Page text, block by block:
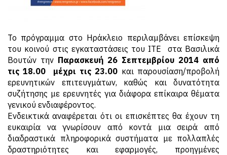
Το πρόγραμμα στο Ηράκλειο περιλαμβάνει επίσκεψη
του κοινού στις εγκαταστάσεις του ΙΤΕ στα Βασιλικά
Βουτών την Παρασκευή 26 Σεπτεμβρίου 2014 από
τις 18.00 μέχρι τις 23.00 και παρουσίαση/προβολή
ερευνητικών επιτευγμάτων, καθώς και δυνατότητα
συζήτησης με ερευνητές για διάφορα επίκαιρα θέματα
γενικού ενδιαφέροντος.
Ενδεικτικά αναφέρεται ότι οι επισκέπτες θα έχουν τη
ευκαιρία να γνωρίσουν από κοντά μια σειρά από
διαδραστικά πληροφορικά συστήματα με πολλαπλές
δραστηριότητες και εφαρμογές, προηγμένες